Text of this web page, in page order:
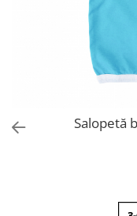
Salopetă